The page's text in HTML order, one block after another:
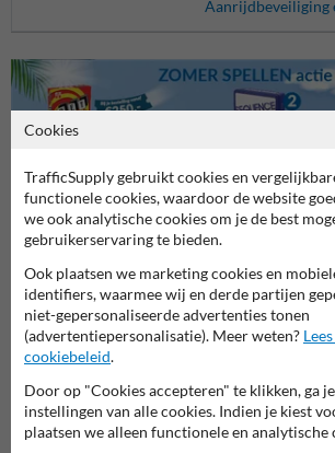
Aanrijdbeveiliging
Stel je vraag aan Verkeersbord.be
Naam*
Bedrijfsnaam
E-mailadres*
Cookies
TrafficSupply gebruikt cookies en
functionele cookies, waardoor de website
we ook analytische cookies om je de best
gebruikerservaring te bieden.
Ook plaatsen we marketing cookies en
identifiers, waarmee wij en derde partijen
niet-gepersonaliseerde advertenties tonen
(advertentiepersonalisatie). Meer weten?
cookiebeleid.
Door op "Cookies accepteren" te klikken, ga
instellingen van alle cookies. Indien je kiest
plaatsen we alleen functionele en analytische